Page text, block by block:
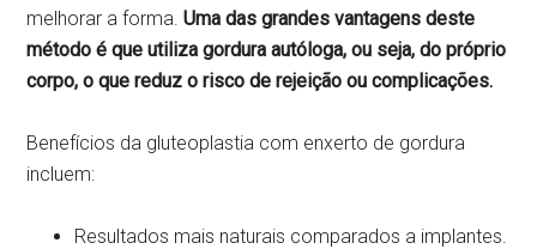
melhorar a forma.Uma das grandes vantagens deste
método é que utiliza gordura autóloga, ou seja, do próprio
corpo, o que reduz o risco de rejeição ou complicações.
Benefícios da gluteoplastia com enxerto de gordura
incluem:
Resultados mais naturais comparados a implantes.